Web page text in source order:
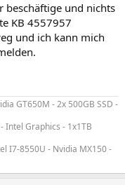
beschäftige und nichts
KB 4557957
und ich kann mich
GT650M - 2x 500GB SSD -
Intel Graphics - 1x1TB
I7-8550U - Nvidia MX150 -